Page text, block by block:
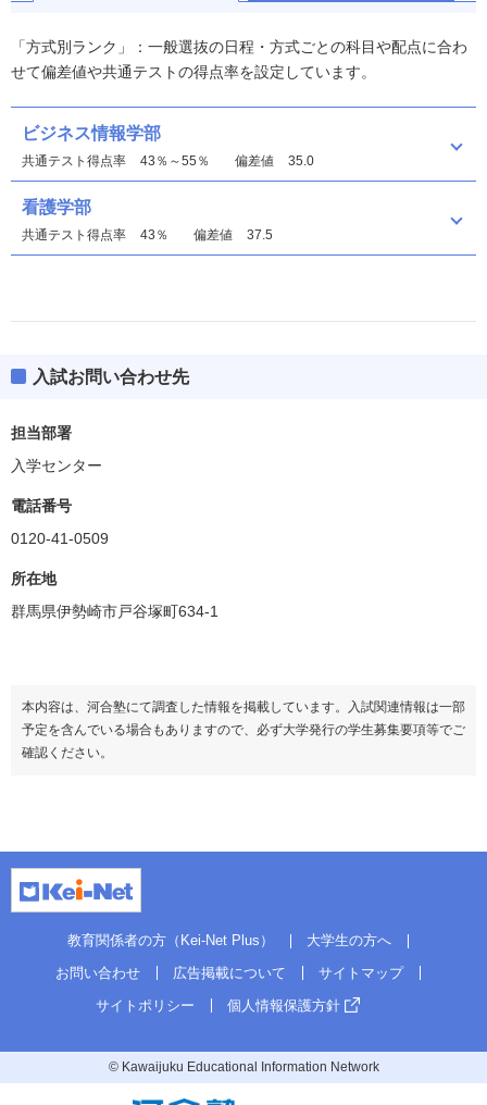
「方式別ランク」：一般選抜の日程・方式ごとの科目や配点に合わ
せて偏差値や共通テストの得点率を設定しています。
ビジネス情報学部
共通テスト得点率 43％～55％ 偏差値 35.0
看護学部
共通テスト得点率 43％ 偏差値 37.5
偏差値
看護学部
偏差値
入試お問い合わせ先
担当部署
入学センター
電話番号
0120-41-0509
所在地
群馬県伊勢崎市戸谷塚町634-1
本内容は、河合塾にて調査した情報を掲載しています。入試関連情報は一部
予定を含んでいる場合もありますので、必ず大学発行の学生募集要項等でご
確認ください。
教育関係者の方（Kei-Net Plus）
大学生の方へ
お問い合わせ
広告掲載について
サイトマップ
サイトポリシー
個人情報保護方針
© Kawaijuku Educational Information Network